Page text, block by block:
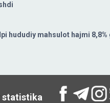
hududiy mahsulot hajmi 8,8%
statistika